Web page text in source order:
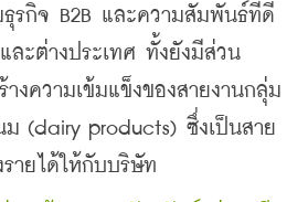
รกิจ B2B และความสัมพันธ์ที่ดี
ละต่างประเทศ ทั้งยังมีส่วน
างความเข้มแข็งของสายงานกลุ่ม
(dairy products) ซึ่งเป็นสาย
รายได้ให้กับบริษัท